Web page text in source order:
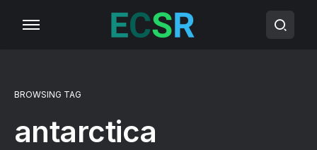
BROWSING TAG
antarctica